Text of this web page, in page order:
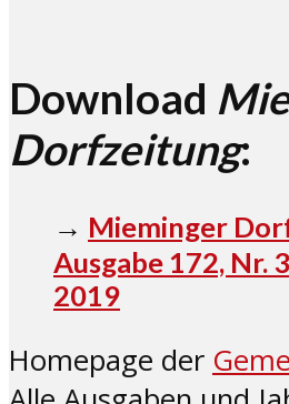
Download
Dorfzeitung:
→ Mieminger
Ausgabe 172, Nr.
2019
Homepage der